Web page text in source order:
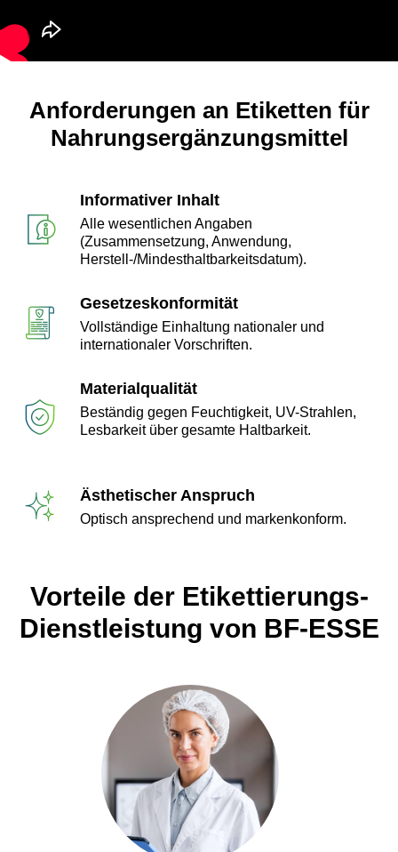
Anforderungen an Etiketten für
Nahrungsergänzungsmittel
Informativer Inhalt
Alle wesentlichen Angaben
(Zusammensetzung, Anwendung,
Herstell-/Mindesthaltbarkeitsdatum).
Gesetzeskonformität
Vollständige Einhaltung nationaler und
internationaler Vorschriften.
Materialqualität
Beständig gegen Feuchtigkeit, UV-Strahlen,
Lesbarkeit über gesamte Haltbarkeit.
Ästhetischer Anspruch
Optisch ansprechend und markenkonform.
Vorteile der Etikettierungs-
Dienstleistung von BF-ESSE